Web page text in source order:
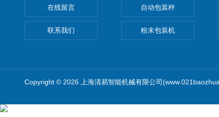
在线留言
联系我们
自动包装秤
粉末包装机
Copyright © 2026 上海清易智能机械有限公司